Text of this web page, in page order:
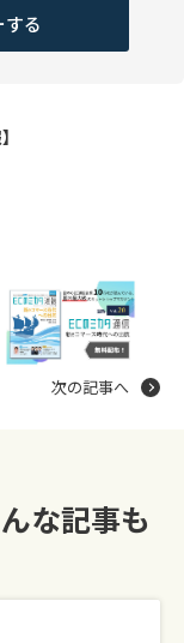
る
次の記事へ
な記事も